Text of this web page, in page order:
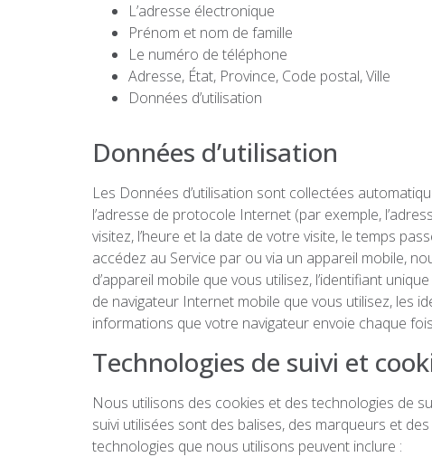
L’adresse électronique
Prénom et nom de famille
Le numéro de téléphone
Adresse, État, Province, Code postal, Ville
Données d’utilisation
Données d’utilisation
Les Données d’utilisation sont collectées
l’adresse de protocole Internet (par exemple,
visitez, l’heure et la date de votre visite, le temps
accédez au Service par ou via un appareil mobile,
d’appareil mobile que vous utilisez, l’identifiant
de navigateur Internet mobile que vous utilisez, les
informations que votre navigateur envoie chaque
Technologies de suivi et
Nous utilisons des cookies et des technologies de
suivi utilisées sont des balises, des marqueurs et
technologies que nous utilisons peuvent inclure :